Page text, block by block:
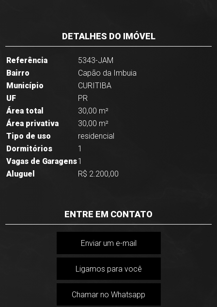
DETALHES DO IMÓVEL
Referência
5343-JAM
Bairro
Capão da Imbuia
Município
CURITIBA
UF
PR
Área total
30,00 m²
Área privativa
30,00 m²
Tipo de uso
residencial
Dormitórios
1
Vagas de Garagens1
Aluguel
R$ 2.200,00
ENTRE EM CONTATO
Enviar um e-mail
Ligamos para você
Chamar no Whatsapp